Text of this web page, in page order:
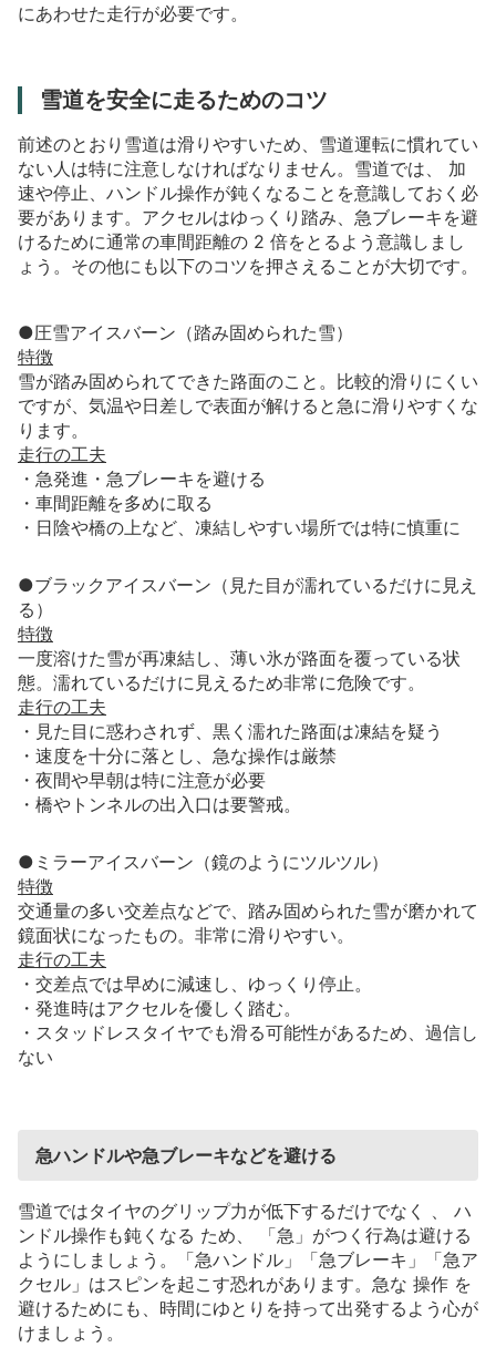
にあわせた走行が必要です。
雪道を安全に走るためのコツ
前述のとおり雪道は滑りやすいため、雪道運転に慣れてい
ない人は特に注意しなければなりません。雪道では、
加
速や停止、ハンドル操作が鈍くなることを意識しておく必
要があります。アクセルはゆっくり踏み、急ブレーキを避
けるために通常の車間距離の 2 倍をとるよう意識しまし
ょう。その他にも以下のコツを押さえることが大切です。
●圧雪アイスバーン（踏み固められた雪）
特徴
雪が踏み固められてできた路面のこと。比較的滑りにくい
ですが、気温や日差しで表面が解けると急に滑りやすくな
ります。
走行の工夫
・急発進・急ブレーキを避ける
・車間距離を多めに取る
・日陰や橋の上など、凍結しやすい場所では特に慎重に
●ブラックアイスバーン（見た目が濡れているだけに見え
る）
特徴
一度溶けた雪が再凍結し、薄い氷が路面を覆っている状
態。濡れているだけに見えるため非常に危険です。
走行の工夫
・見た目に惑わされず、黒く濡れた路面は凍結を疑う
・速度を十分に落とし、急な操作は厳禁
・夜間や早朝は特に注意が必要
・橋やトンネルの出入口は要警戒。
●ミラーアイスバーン（鏡のようにツルツル）
特徴
交通量の多い交差点などで、踏み固められた雪が磨かれて
鏡面状になったもの。非常に滑りやすい。
走行の工夫
・交差点では早めに減速し、ゆっくり停止。
・発進時はアクセルを優しく踏む。
・スタッドレスタイヤでも滑る可能性があるため、過信し
ない
急ハンドルや急ブレーキなどを避ける
雪道ではタイヤのグリップ力が低下するだけでなく 、
ハ
ンドル操作も鈍くなる ため、
「急」がつく行為は避ける
ようにしましょう。「急ハンドル」「急ブレーキ」「急ア
クセル」はスピンを起こす恐れがあります。急な 操作 を
避けるためにも、時間にゆとりを持って出発するよう心が
けましょう。